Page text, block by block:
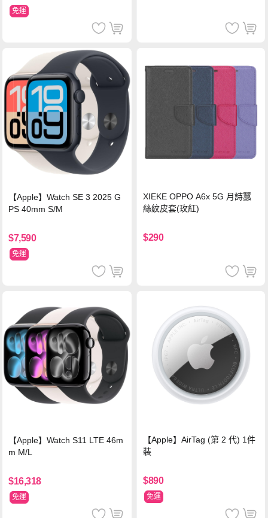
免運
【Apple】Watch SE 3 2025 G
PS 40mm S/M
$7,590
免運
XIEKE OPPO A6x 5G 月詩蠶
絲紋皮套(玫紅)
$290
【Apple】Watch S11 LTE 46m
m M/L
$16,318
免運
【Apple】AirTag (第 2 代) 1件
裝
$890
免運